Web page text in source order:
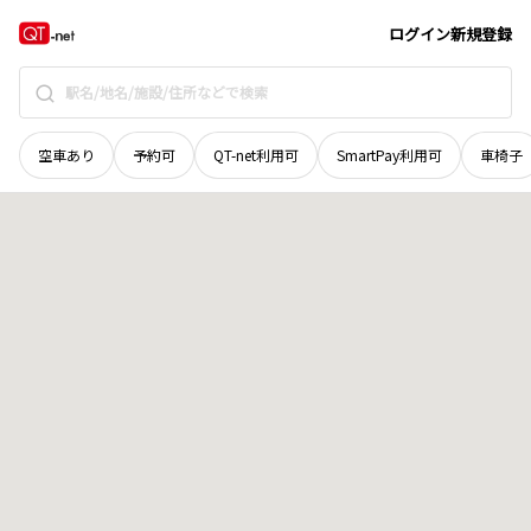
ログイン新規登録
空車あり 予約可 QT-net利用可 SmartPay利用可 車椅子
和歌山県